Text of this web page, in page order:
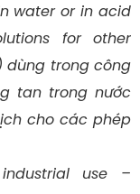
water or in acid
for other
dùng trong công
tan trong nước
cho các phép
use –